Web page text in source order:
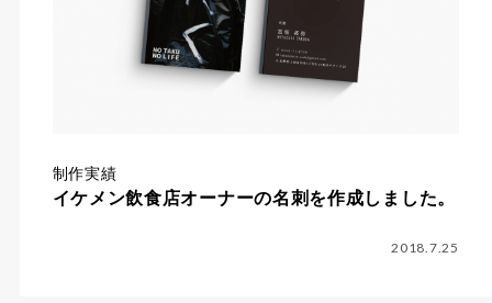
制作実績
イケメン飲食店オーナーの名刺を作成しました。
2018.7.25